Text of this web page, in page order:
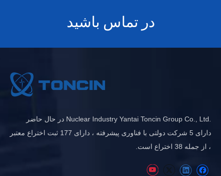
در تماس باشید
.Nuclear Industry Yantai Toncin Group Co., Ltd در حال حاضر
دارای 5 شرکت دولتی با فناوری پیشرفته ، دارای 177 ثبت اختراع معتبر
، از جمله 38 اختراع است.